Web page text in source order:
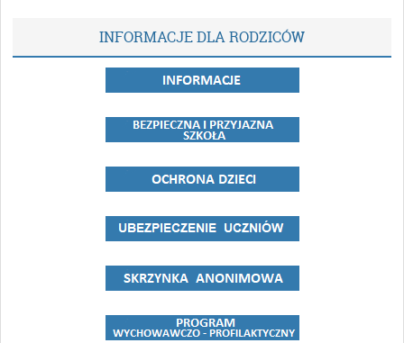
INFORMACJE DLA RODZICÓW